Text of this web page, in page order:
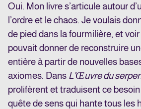
Oui. Mon livre s’articule autour
l’ordre et le chaos. Je voulais
de pied dans la fourmilière, et
pouvait donner de reconstruire
entière à partir de nouvelles
axiomes. Dans L’Œuvre du
prolifèrent et traduisent ce
quête de sens qui hante tous les